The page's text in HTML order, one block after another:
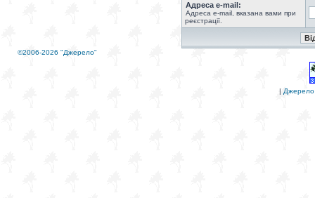
Адреса e-mail:
Адреса e-mail, вказана вами при
реєстрації.
©2006-2026 "Джерело"
| Джерело